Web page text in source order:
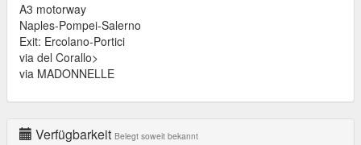
A3 motorway
Naples-Pompei-Salerno
Exit: Ercolano-Portici
via del Corallo>
via MADONNELLE
Verfügbarkeit Belegt soweit bekannt